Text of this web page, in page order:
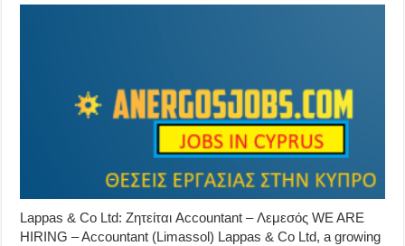
Lappas & Co Ltd: Ζητείται Accountant – Λεμεσός WE ARE
HIRING – Accountant (Limassol) Lappas & Co Ltd, a growing